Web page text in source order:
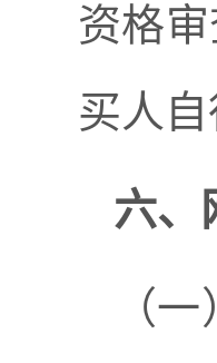
资格审
买人自
六、
（